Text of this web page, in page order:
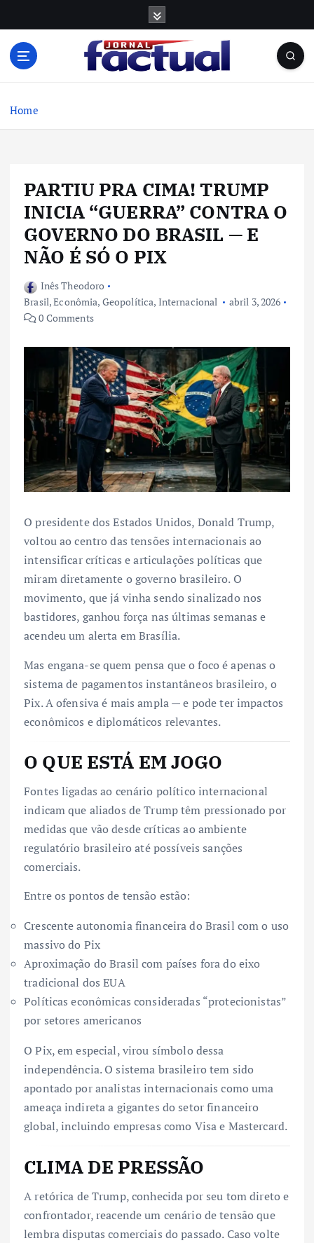
Home
PARTIU PRA CIMA! TRUMP
INICIA “GUERRA” CONTRA O
GOVERNO DO BRASIL — E
NÃO É SÓ O PIX
Inês Theodoro
Brasil,Econômia, Geopolítica, Internacional
abril 3, 2026
0 Comments
O presidente dos Estados Unidos, Donald Trump,
voltou ao centro das tensões internacionais ao
intensificar críticas e articulações políticas que
miram diretamente o governo brasileiro. O
movimento, que já vinha sendo sinalizado nos
bastidores, ganhou força nas últimas semanas e
acendeu um alerta em Brasília.
Mas engana-se quem pensa que o foco é apenas o
sistema de pagamentos instantâneos brasileiro, o
Pix. A ofensiva é mais ampla — e pode ter impactos
econômicos e diplomáticos relevantes.
O QUE ESTÁ EM JOGO
Fontes ligadas ao cenário político internacional
indicam que aliados de Trump têm pressionado por
medidas que vão desde críticas ao ambiente
regulatório brasileiro até possíveis sanções
comerciais.
Entre os pontos de tensão estão:
Crescente autonomia financeira do Brasil com o uso
massivo do Pix
Aproximação do Brasil com países fora do eixo
tradicional dos EUA
Políticas econômicas consideradas “protecionistas”
por setores americanos
O Pix, em especial, virou símbolo dessa
independência. O sistema brasileiro tem sido
apontado por analistas internacionais como uma
ameaça indireta a gigantes do setor financeiro
global, incluindo empresas como Visa e Mastercard.
CLIMA DE PRESSÃO
A retórica de Trump, conhecida por seu tom direto e
confrontador, reacende um cenário de tensão que
lembra disputas comerciais do passado. Caso volte